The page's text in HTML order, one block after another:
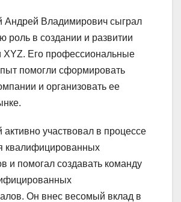
Андрей Владимирович сыграл
роль в создании и развитии
XYZ. Его профессиональные
помогли сформировать
и организовать ее
активно участвовал в процессе
квалифицированных
и помогал создавать команду
Он внес весомый вклад в